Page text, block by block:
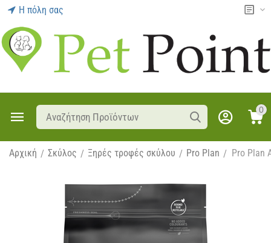
Η πόλη σας
0
Αρχική / Σκύλος / Ξηρές τροφές σκύλου / Pro Plan / Pro Plan